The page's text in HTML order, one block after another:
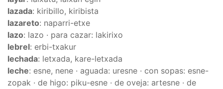
lazada: kiribillo, kiribista
lazareto: naparri-etxe
lazo: lazo · para cazar: lakirixo
lebrel: erbi-txakur
lechada: letxada, kare-letxada
leche: esne, nene · aguada: uresne · con sopas: esne-
zopak · de higo: piku-esne · de oveja: artesne · de